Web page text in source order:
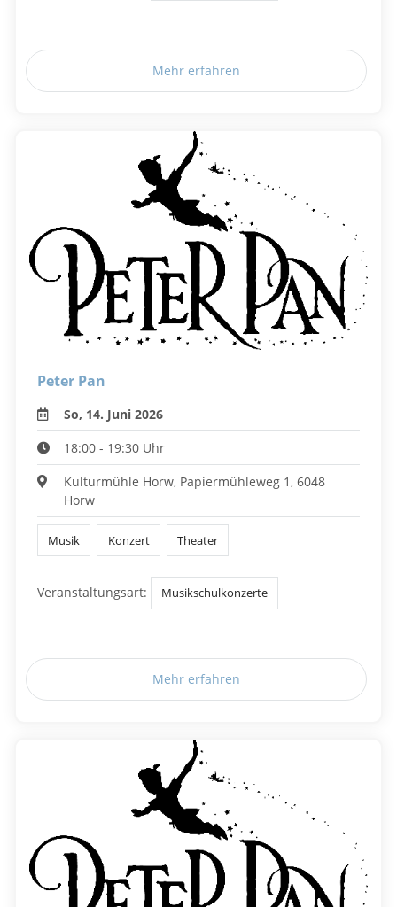
Mehr erfahren
Peter Pan
So, 14. Juni 2026
18:00 - 19:30 Uhr
Kulturmühle Horw, Papiermühleweg 1, 6048
Horw
Musik Konzert Theater
Veranstaltungsart: Musikschulkonzerte
Mehr erfahren